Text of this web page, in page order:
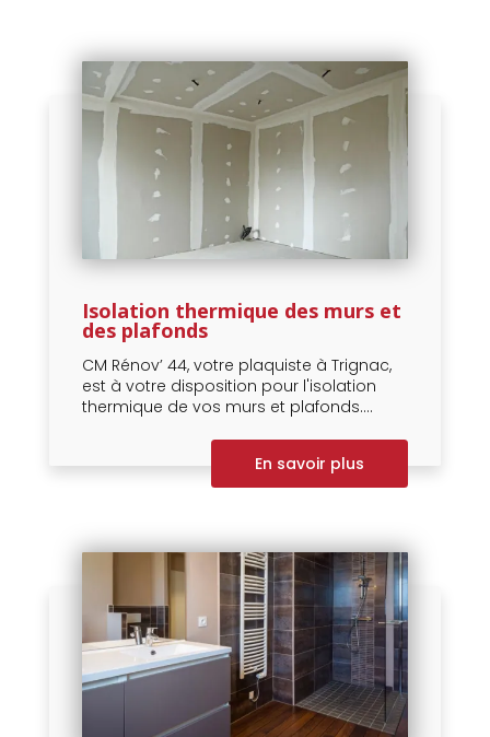
Isolation thermique des murs et
des plafonds
CM Rénov’ 44, votre plaquiste à Trignac,
est à votre disposition pour l'isolation
thermique de vos murs et plafonds....
En savoir plus